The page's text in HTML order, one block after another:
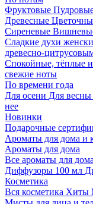
Фруктовые
Древесные
Сиреневые
Сладкие духи
древесно-
Спокойные, тёплые
свежие ноты
По времени года
Для осени Для весны
нее
Новинки
Подарочные
Ароматы для дома и
Ароматы для дома
Все ароматы для дома
Диффузоры 100 мл
Косметика
Вся косметика Хиты